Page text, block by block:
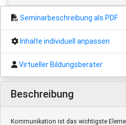
Seminarbeschreibung als PDF
Inhalte individuell anpassen
Virtueller Bildungsberater
Beschreibung
Kommunikation ist das wichtigste